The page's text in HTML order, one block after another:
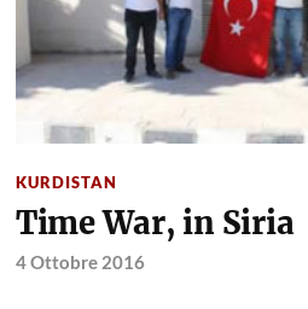
KURDISTAN
Time War, in Siria
4 Ottobre 2016